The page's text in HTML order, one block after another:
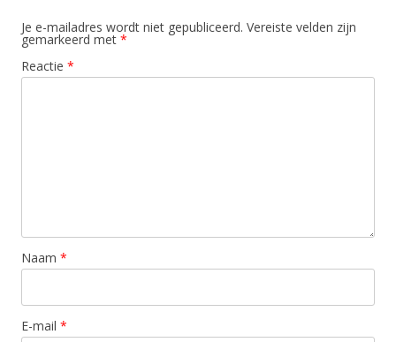
Je e-mailadres wordt niet gepubliceerd. Vereiste velden zijn
gemarkeerd met *
Reactie *
Naam *
E-mail *